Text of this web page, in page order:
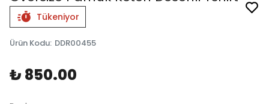
Tükeniyor
Ürün Kodu: DDR00455
₺ 850.00